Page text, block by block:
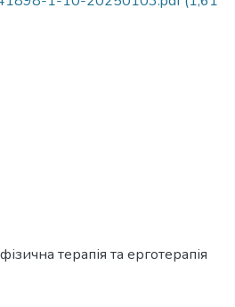
терапія та ерготерапія